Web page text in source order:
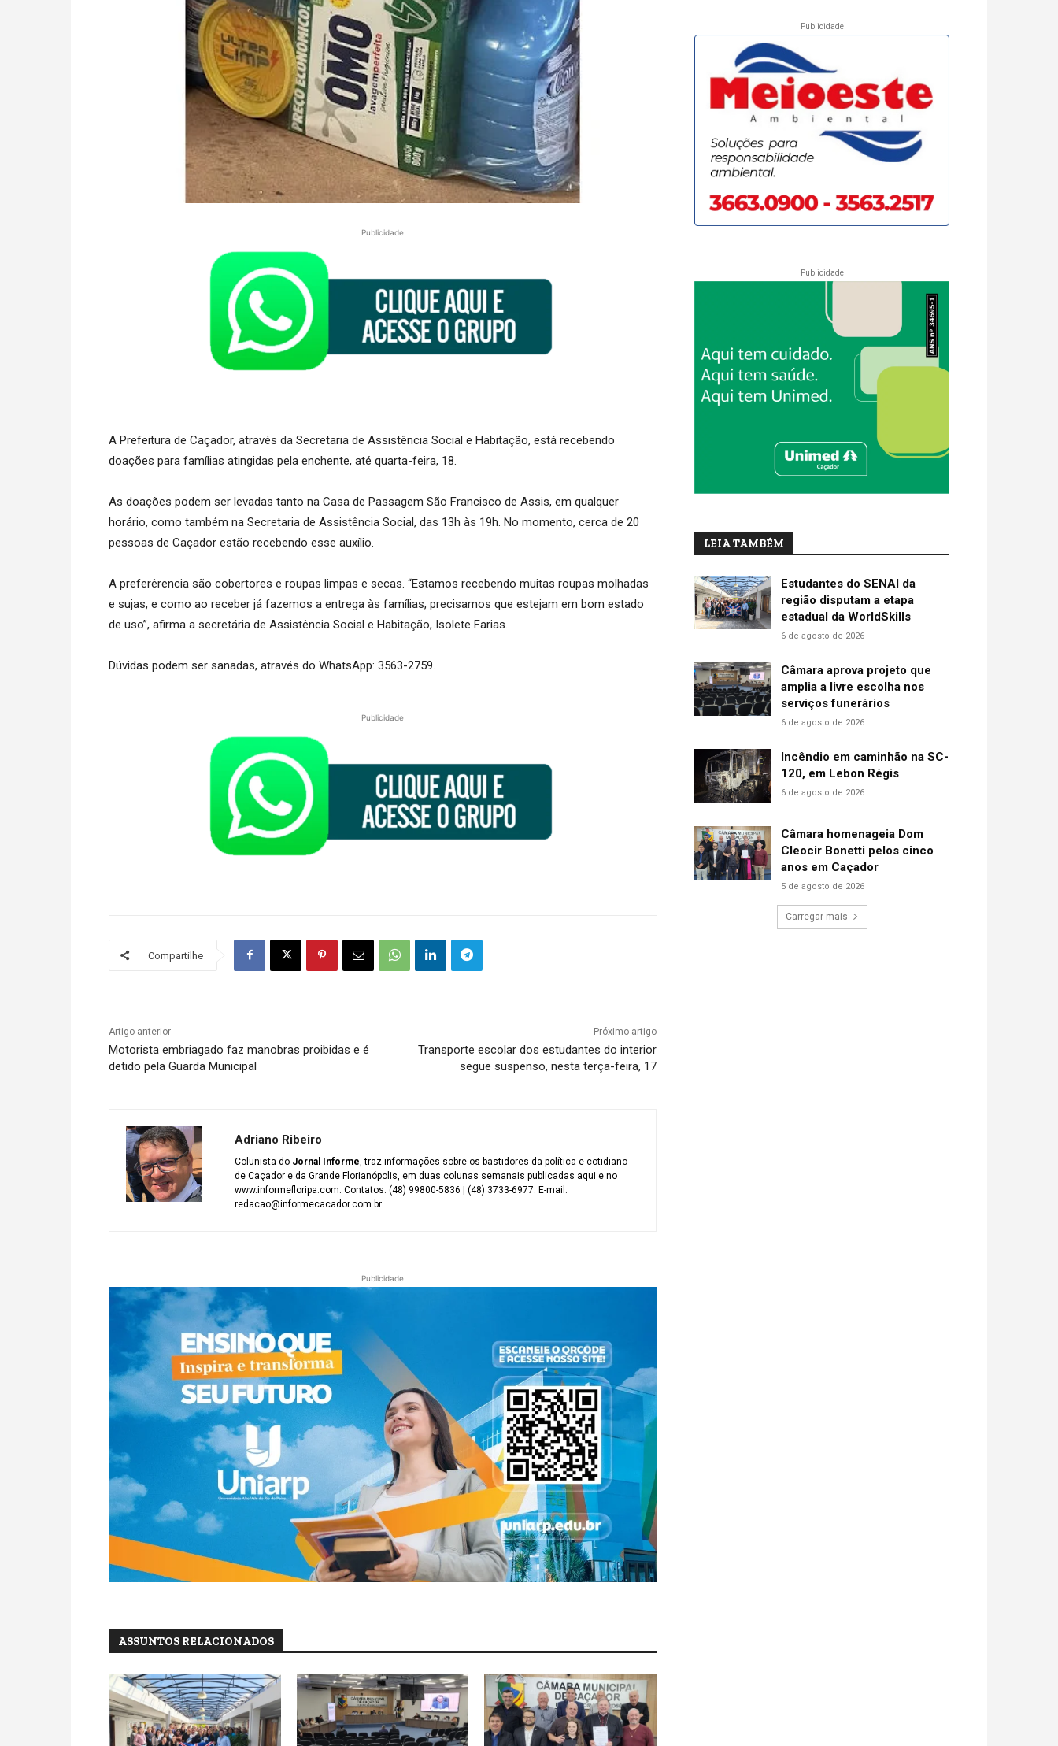
Publicidade
A Prefeitura de Caçador, através da Secretaria de Assistência Social e Habitação, está recebendo
doações para famílias atingidas pela enchente, até quarta-feira, 18.
As doações podem ser levadas tanto na Casa de Passagem São Francisco de Assis, em qualquer
horário, como também na Secretaria de Assistência Social, das 13h às 19h. No momento, cerca de 20
pessoas de Caçador estão recebendo esse auxílio.
A preferêrencia são cobertores e roupas limpas e secas. “Estamos recebendo muitas roupas molhadas
e sujas, e como ao receber já fazemos a entrega às famílias, precisamos que estejam em bom estado
de uso”, afirma a secretária de Assistência Social e Habitação, Isolete Farias.
Dúvidas podem ser sanadas, através do WhatsApp: 3563-2759.
Publicidade
Compartilhe
Artigo anterior
Motorista embriagado faz manobras proibidas e é
detido pela Guarda Municipal
Próximo artigo
Transporte escolar dos estudantes do interior
segue suspenso, nesta terça-feira, 17
Adriano Ribeiro
Colunista do Jornal Informe , traz informações sobre os bastidores da política e cotidiano
de Caçador e da Grande Florianópolis, em duas colunas semanais publicadas aqui e no
www.informefloripa.com. Contatos: (48) 99800-5836 | (48) 3733-6977. E-mail:
redacao@informecacador.com.br
Publicidade
ASSUNTOS RELACIONADOS
Publicidade
Publicidade
LEIA TAMBÉM
Estudantes do SENAI da
região disputam a etapa
estadual da WorldSkills
6 de agosto de 2026
Câmara aprova projeto que
amplia a livre escolha nos
serviços funerários
6 de agosto de 2026
Incêndio em caminhão na SC-
120, em Lebon Régis
6 de agosto de 2026
Câmara homenageia Dom
Cleocir Bonetti pelos cinco
anos em Caçador
5 de agosto de 2026
Carregar mais